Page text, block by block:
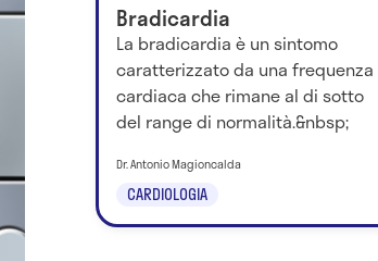
Bradicardia
La bradicardia è un sintomo
caratterizzato da una frequenza
cardiaca che rimane al di sotto
del range di normalità.&nbsp;
CARDIOLOGIA
Dr. Antonio Magioncalda